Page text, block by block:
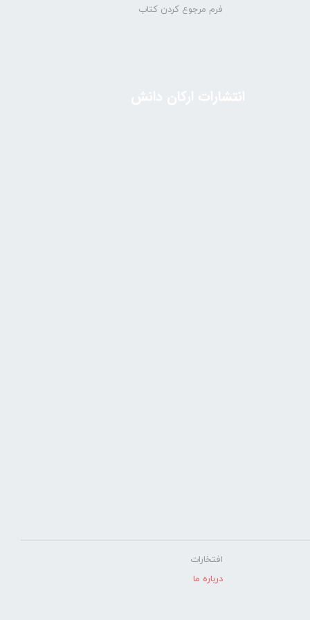
فرم مرجوع کردن کتاب
افتخارات
درباره ما